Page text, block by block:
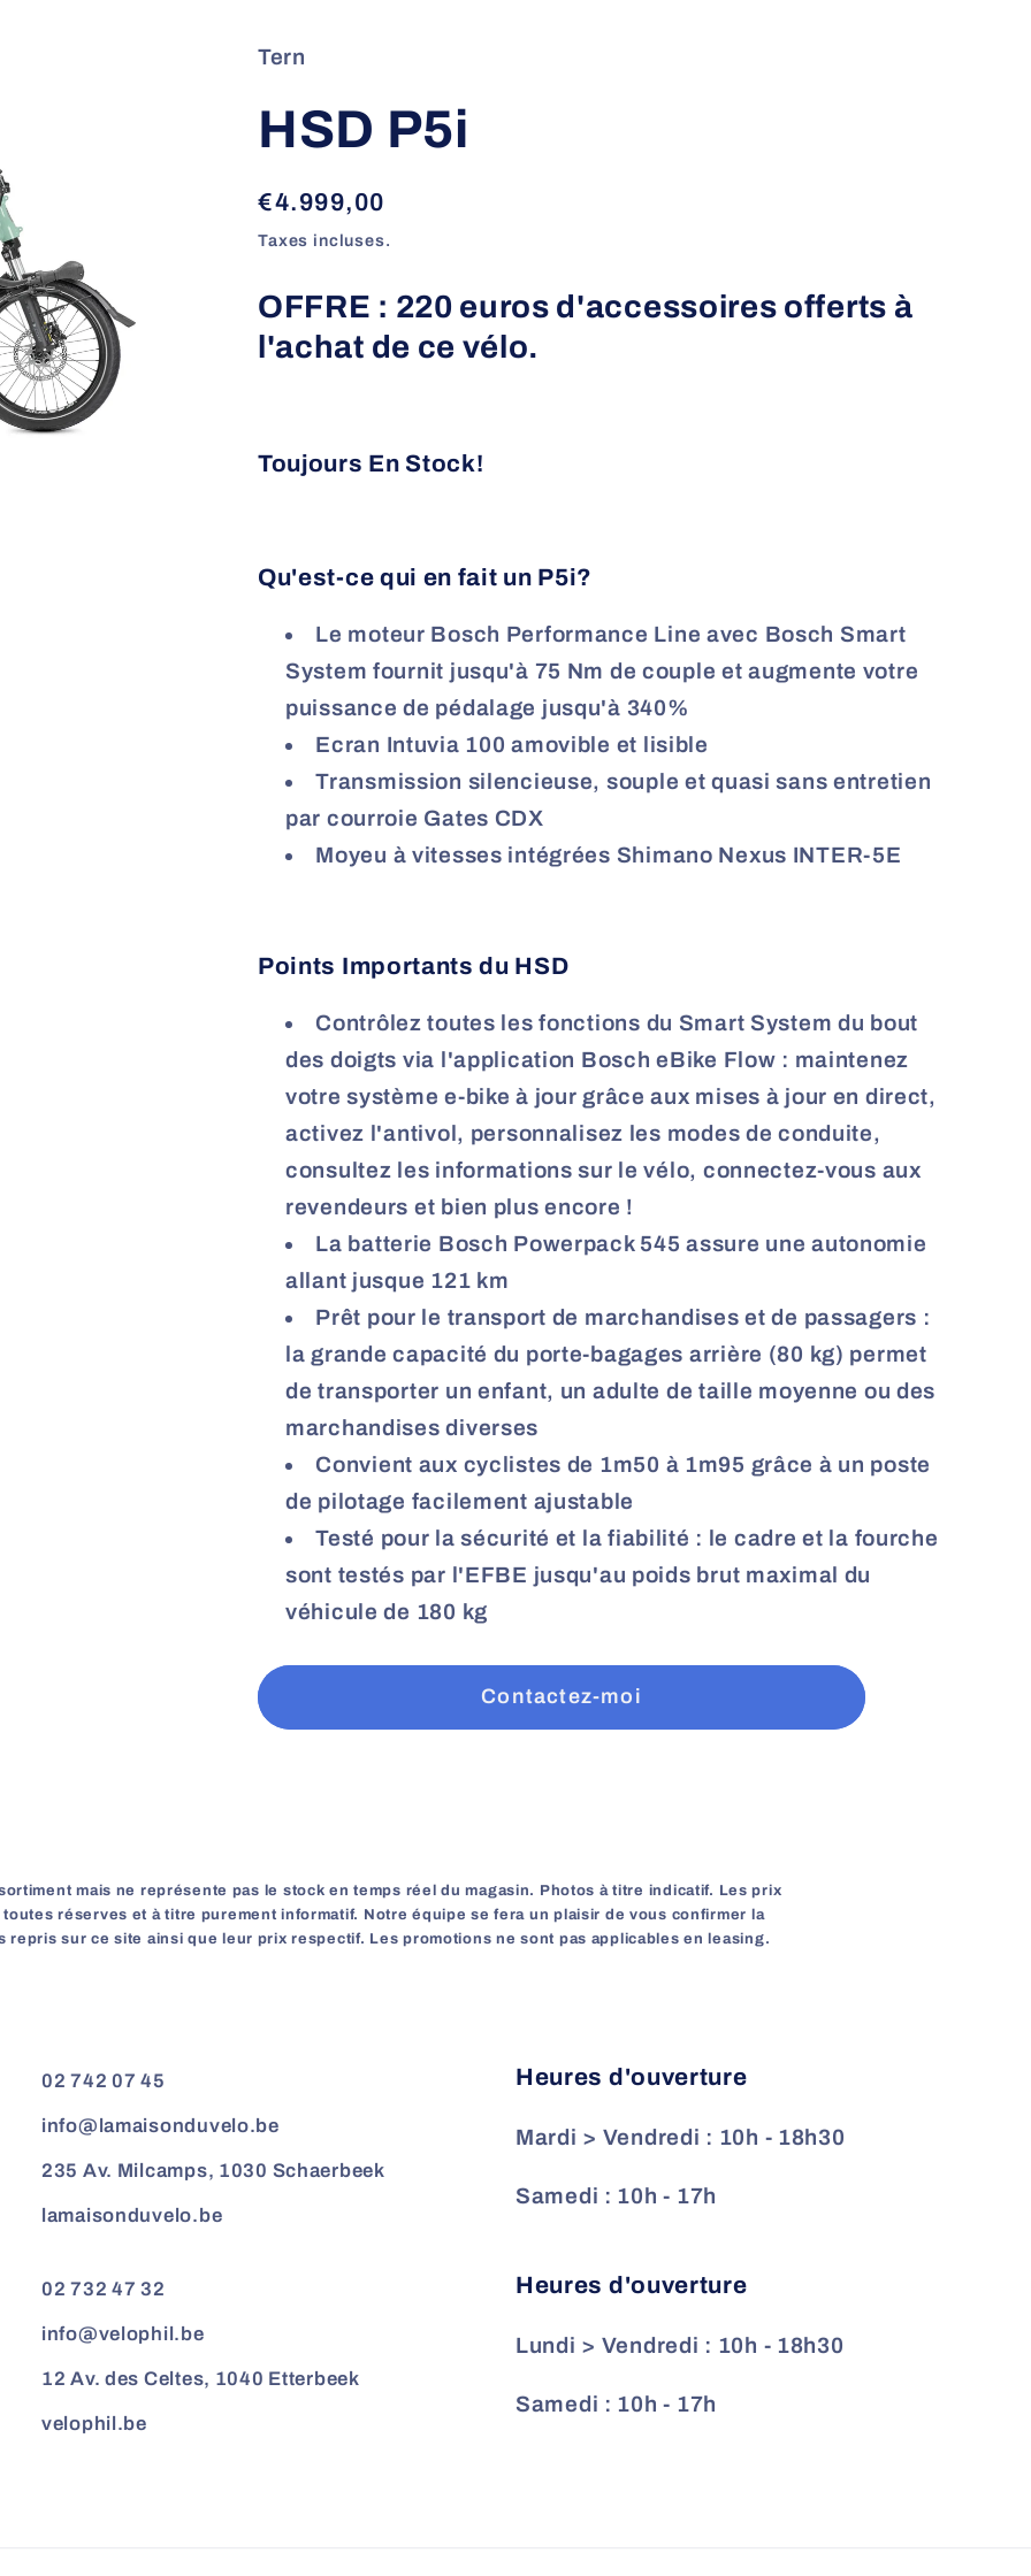
Tern
HSD P5i
Prix
habituel
€4.999,00
Taxes incluses.
OFFRE : 220 euros d'accessoires offerts à
l'achat de ce vélo.
Toujours En Stock!
Qu'est-ce qui en fait un P5i?
Le moteur Bosch Performance Line avec Bosch Smart
System fournit jusqu'à 75 Nm de couple et augmente votre
puissance de pédalage jusqu'à 340%
Ecran Intuvia 100 amovible et lisible
Transmission silencieuse, souple et quasi sans entretien
par courroie Gates CDX
Moyeu à vitesses intégrées Shimano Nexus INTER-5E
Points Importants du HSD
Contrôlez toutes les fonctions du Smart System du bout
des doigts via l'application Bosch eBike Flow : maintenez
votre système e-bike à jour grâce aux mises à jour en direct,
activez l'antivol, personnalisez les modes de conduite,
consultez les informations sur le vélo, connectez-vous aux
revendeurs et bien plus encore !
La batterie Bosch Powerpack 545 assure une autonomie
allant jusque 121 km
Prêt pour le transport de marchandises et de passagers :
la grande capacité du porte-bagages arrière (80 kg) permet
de transporter un enfant, un adulte de taille moyenne ou des
marchandises diverses
Convient aux cyclistes de 1m50 à 1m95 grâce à un poste
de pilotage facilement ajustable
Testé pour la sécurité et la fiabilité : le cadre et la fourche
sont testés par l'EFBE jusqu'au poids brut maximal du
véhicule de 180 kg
Contactez-moi
mais ne représente pas le stock en temps réel du magasin. Photos à titre indicatif. Les prix
réserves et à titre purement informatif. Notre équipe se fera un plaisir de vous confirmer la
repris sur ce site ainsi que leur prix respectif. Les promotions ne sont pas applicables en leasing.
02 742 07 45
info@lamaisonduvelo.be
235 Av. Milcamps, 1030 Schaerbeek
lamaisonduvelo.be
Heures d'ouverture
Mardi > Vendredi : 10h - 18h30
Samedi : 10h - 17h
02 732 47 32
info@velophil.be
12 Av. des Celtes, 1040 Etterbeek
velophil.be
Heures d'ouverture
Lundi > Vendredi : 10h - 18h30
Samedi : 10h - 17h